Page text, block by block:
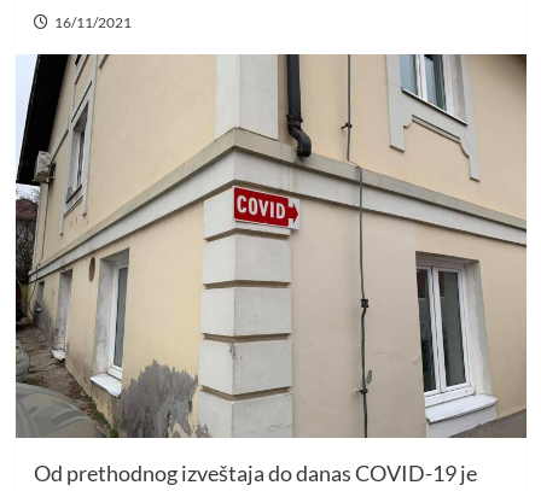
16/11/2021
Od prethodnog izveštaja do danas COVID-19 je